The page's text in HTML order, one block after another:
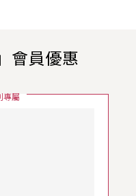
會員優惠​
專屬